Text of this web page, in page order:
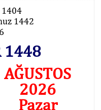
1404
1442
1448
AĞUSTOS
2026
Pazar